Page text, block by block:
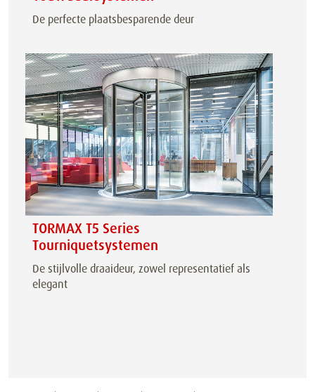
De perfecte plaatsbesparende deur
TORMAX T5 Series
Tourniquetsystemen
De stijlvolle draaideur, zowel representatief als
elegant